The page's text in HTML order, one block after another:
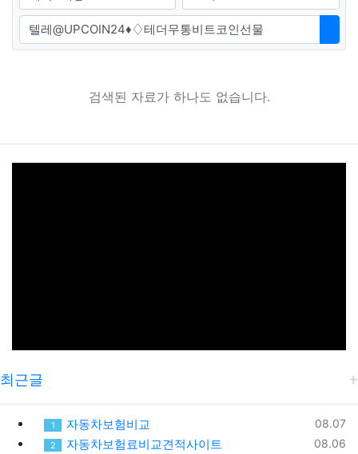
검색어
검
검색된 자료가 하나도 없습니다.
최근글
등록일
08.07
1 자동차보험비교
등록일
08.06
2 자동차보험료비교견적사이트